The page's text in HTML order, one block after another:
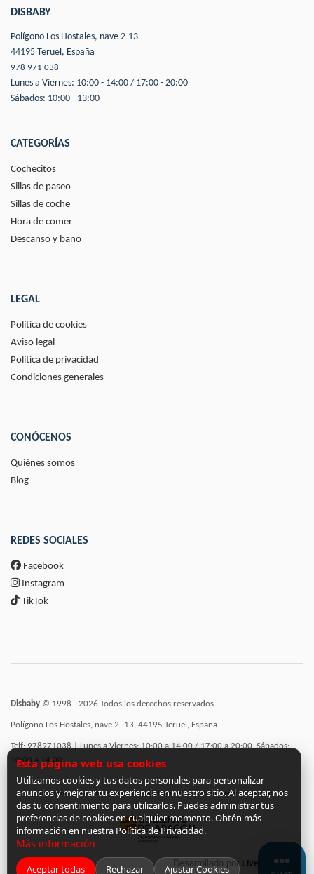
DISBABY
Polígono Los Hostales, nave 2-13
44195 Teruel, España
978 971 038
Lunes a Viernes: 10:00 - 14:00 / 17:00 - 20:00
Sábados: 10:00 - 13:00
CATEGORÍAS
Cochecitos
Sillas de paseo
Sillas de coche
Hora de comer
Descanso y baño
LEGAL
Política de cookies
Aviso legal
Política de privacidad
Condiciones generales
CONÓCENOS
Quiénes somos
Blog
REDES SOCIALES
Facebook
Instagram
TikTok
Disbaby © 1998 - 2026 Todos los derechos reservados.
Polígono Los Hostales, nave 2 -13, 44195 Teruel, España
Telf: 978971038 | Lunes a Viernes: 10:00 a 14:00 / 17:00 a 20:00, Sábados:
10:00 a 14:00
Incorporación de funcionalidades semánticas a la web subvencionadas por:
Desarrollado por LiveCommerce
Esta página web usa cookies
Utilizamos cookies y tus datos personales para personalizar
anuncios y mejorar tu experiencia en nuestro sitio. Al aceptar, nos
das tu consentimiento para utilizarlos. Puedes administrar tus
preferencias de cookies en cualquier momento. Obtén más
información en nuestra Política de Privacidad.
Más información
Aceptar todas Rechazar Ajustar Cookies